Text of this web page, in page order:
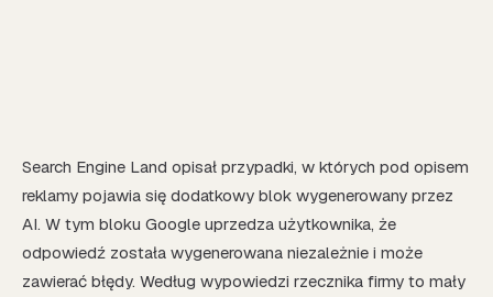
Search Engine Land opisał przypadki, w których pod opisem
reklamy pojawia się dodatkowy blok wygenerowany przez
AI. W tym bloku Google uprzedza użytkownika, że
odpowiedź została wygenerowana niezależnie i może
zawierać błędy. Według wypowiedzi rzecznika firmy to mały